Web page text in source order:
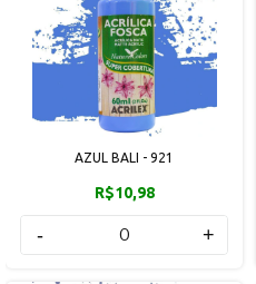
AZUL BALI - 921
R$10,98
- +